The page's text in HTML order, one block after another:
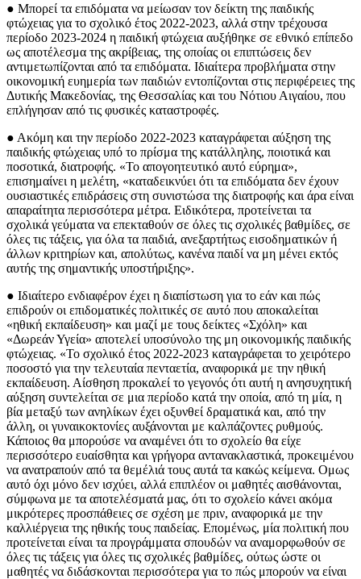
● Μπορεί τα επιδόματα να μείωσαν τον δείκτη της παιδικής
φτώχειας για το σχολικό έτος 2022-2023, αλλά στην τρέχουσα
περίοδο 2023-2024 η παιδική φτώχεια αυξήθηκε σε εθνικό επίπεδο
ως αποτέλεσμα της ακρίβειας, της οποίας οι επιπτώσεις δεν
αντιμετωπίζονται από τα επιδόματα. Ιδιαίτερα προβλήματα στην
οικονομική ευημερία των παιδιών εντοπίζονται στις περιφέρειες της
Δυτικής Μακεδονίας, της Θεσσαλίας και του Νότιου Αιγαίου, που
επλήγησαν από τις φυσικές καταστροφές.
● Ακόμη και την περίοδο 2022-2023 καταγράφεται αύξηση της
παιδικής φτώχειας υπό το πρίσμα της κατάλληλης, ποιοτικά και
ποσοτικά, διατροφής. «Το απογοητευτικό αυτό εύρημα»,
επισημαίνει η μελέτη, «καταδεικνύει ότι τα επιδόματα δεν έχουν
ουσιαστικές επιδράσεις στη συνιστώσα της διατροφής και άρα είναι
απαραίτητα περισσότερα μέτρα. Ειδικότερα, προτείνεται τα
σχολικά γεύματα να επεκταθούν σε όλες τις σχολικές βαθμίδες, σε
όλες τις τάξεις, για όλα τα παιδιά, ανεξαρτήτως εισοδηματικών ή
άλλων κριτηρίων και, απολύτως, κανένα παιδί να μη μένει εκτός
αυτής της σημαντικής υποστήριξης».
● Ιδιαίτερο ενδιαφέρον έχει η διαπίστωση για το εάν και πώς
επιδρούν οι επιδοματικές πολιτικές σε αυτό που αποκαλείται
«ηθική εκπαίδευση» και μαζί με τους δείκτες «Σχόλη» και
«Δωρεάν Υγεία» αποτελεί υποσύνολο της μη οικονομικής παιδικής
φτώχειας. «Το σχολικό έτος 2022-2023 καταγράφεται το χειρότερο
ποσοστό για την τελευταία πενταετία, αναφορικά με την ηθική
εκπαίδευση. Αίσθηση προκαλεί το γεγονός ότι αυτή η ανησυχητική
αύξηση συντελείται σε μια περίοδο κατά την οποία, από τη μία, η
βία μεταξύ των ανηλίκων έχει οξυνθεί δραματικά και, από την
άλλη, οι γυναικοκτονίες αυξάνονται με καλπάζοντες ρυθμούς.
Κάποιος θα μπορούσε να αναμένει ότι το σχολείο θα είχε
περισσότερο ευαίσθητα και γρήγορα αντανακλαστικά, προκειμένου
να ανατραπούν από τα θεμέλιά τους αυτά τα κακώς κείμενα. Ομως
αυτό όχι μόνο δεν ισχύει, αλλά επιπλέον οι μαθητές αισθάνονται,
σύμφωνα με τα αποτελέσματά μας, ότι το σχολείο κάνει ακόμα
μικρότερες προσπάθειες σε σχέση με πριν, αναφορικά με την
καλλιέργεια της ηθικής τους παιδείας. Επομένως, μία πολιτική που
προτείνεται είναι τα προγράμματα σπουδών να αναμορφωθούν σε
όλες τις τάξεις για όλες τις σχολικές βαθμίδες, ούτως ώστε οι
μαθητές να διδάσκονται περισσότερα για το πώς μπορούν να είναι